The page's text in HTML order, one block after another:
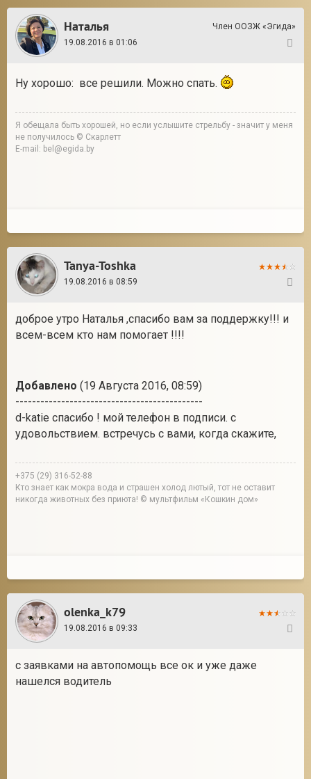
Наталья
Член ООЗЖ «Эгида»
19.08.2016 в 01:06
Ну хорошо: все решили. Можно спать.
Я обещала быть хорошей, но если услышите стрельбу - значит у меня
не получилось © Скарлетт
E-mail: bel@egida.by
Tanya-Toshka
19.08.2016 в 08:59
доброе утро Наталья ,спасибо вам за поддержку!!! и
всем-всем кто нам помогает !!!!
Добавлено (19 Августа 2016, 08:59)
---------------------------------------------
d-katie спасибо ! мой телефон в подписи. с
удовольствием. встречусь с вами, когда скажите,
+375 (29) 316-52-88
Кто знает как мокра вода и страшен холод лютый, тот не оставит
никогда животных без приюта! © мультфильм «Кошкин дом»
olenka_k79
19.08.2016 в 09:33
с заявками на автопомощь все ок и уже даже
нашелся водитель